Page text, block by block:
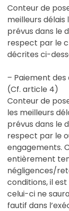
Conteur de
meilleurs
prévus dans le
respect par le
décrites ci-
– Paiement
(Cf. article 4)
Conteur de
les meilleurs
prévus dans le
respect par le
engagements.
entièrement
négligences/
conditions, il
celui-ci ne
fautif dans